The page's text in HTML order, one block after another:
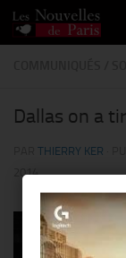
Skip to content
Dallas on a
THIERRY KER
2014